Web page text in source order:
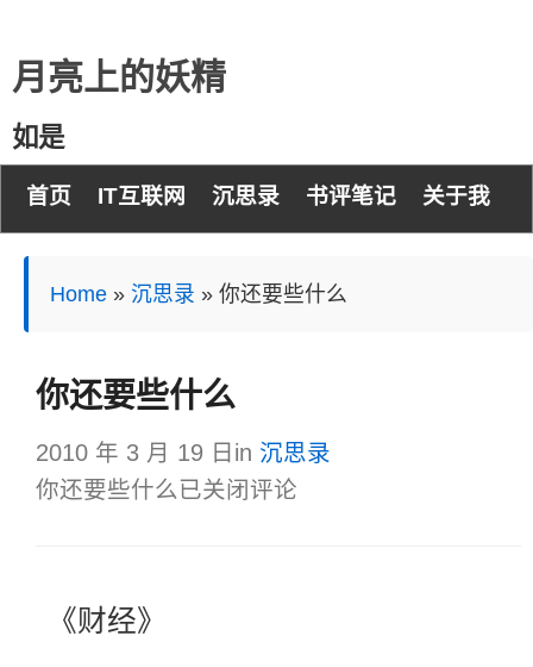
月亮上的妖精
如是
首页 IT互联网 沉思录 书评笔记 关于我
Home» 沉思录 » 你还要些什么
你还要些什么
2010 年 3 月 19 日 in 沉思录
你还要些什么已关闭评论
《财经》